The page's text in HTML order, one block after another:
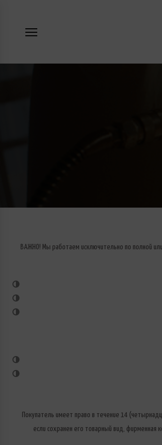
ВАЖНО! Мы работаем исключительно по полной
Покупатель имеет право в течение 14
если сохранен его товарный вид,